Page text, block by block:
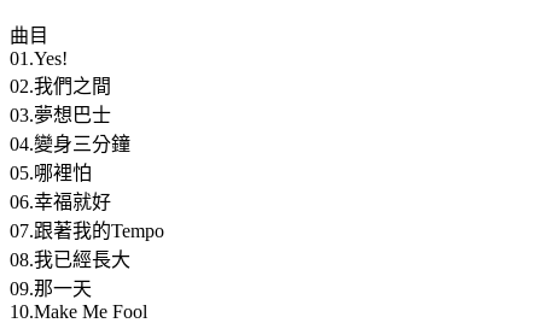
曲目
01.Yes!
02.我們之間
03.夢想巴士
04.變身三分鐘
05.哪裡怕
06.幸福就好
07.跟著我的Tempo
08.我已經長大
09.那一天
10.Make Me Fool